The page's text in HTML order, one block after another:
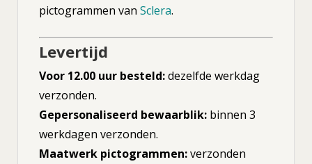
pictogrammen van Sclera.
Levertijd
Voor 12.00 uur besteld:dezelfde werkdag
verzonden.
Gepersonaliseerd bewaarblik: binnen 3
werkdagen verzonden.
Maatwerk pictogrammen:verzonden